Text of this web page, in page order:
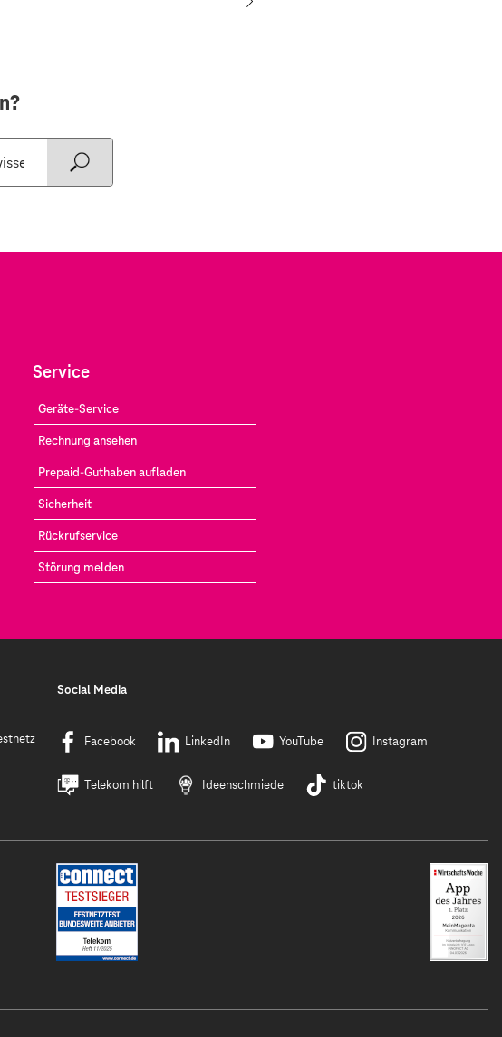
Service
Geräte-Service
Rechnung ansehen
Prepaid-Guthaben aufladen
Sicherheit
Rückrufservice
Störung melden
Social Media
Facebook LinkedIn YouTube Instagram
Telekom hilft Ideenschmiede tiktok